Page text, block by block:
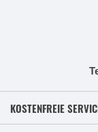
KOSTENFREIE